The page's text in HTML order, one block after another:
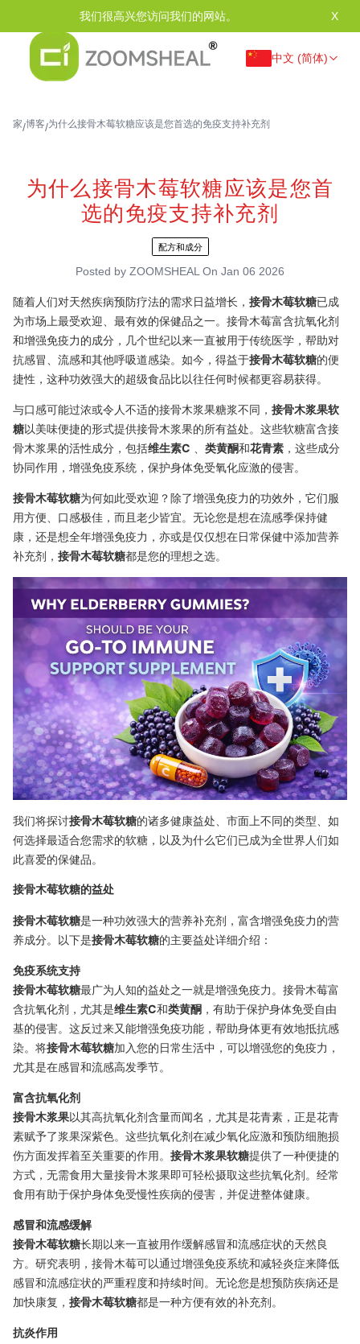
我们很高兴您访问我们的网站。 X
中文 (简体)
家/博客/为什么接骨木莓软糖应该是您首选的免疫支持补充剂
为什么接骨木莓软糖应该是您首
选的免疫支持补充剂
配方和成分
Posted by ZOOMSHEAL On Jan 06 2026
随着人们对天然疾病预防疗法的需求日益增长， 接骨木莓软糖已成
为市场上最受欢迎、最有效的保健品之一。接骨木莓富含抗氧化剂
和增强免疫力的成分，几个世纪以来一直被用于传统医学，帮助对
抗感冒、流感和其他呼吸道感染。如今，得益于接骨木莓软糖的便
捷性，这种功效强大的超级食品比以往任何时候都更容易获得。
与口感可能过浓或令人不适的接骨木浆果糖浆不同， 接骨木浆果软
糖以美味便捷的形式提供接骨木浆果的所有益处。这些软糖富含接
骨木浆果的活性成分，包括维生素C 类黄酮和花青素 ，这些成分
协同作用，增强免疫系统，保护身体免受氧化应激的侵害。
接骨木莓软糖为何如此受欢迎？除了增强免疫力的功效外，它们服
用方便、口感极佳，而且老少皆宜。无论您是想在流感季保持健
康，还是想全年增强免疫力，亦或是仅仅想在日常保健中添加营养
补充剂， 接骨木莓软糖都是您的理想之选。
我们将探讨接骨木莓软糖的诸多健康益处、市面上不同的类型、如
何选择最适合您需求的软糖，以及为什么它们已成为全世界人们如
此喜爱的保健品。
接骨木莓软糖的益处
接骨木莓软糖是一种功效强大的营养补充剂，富含增强免疫力的营
养成分。以下是接骨木莓软糖的主要益处详细介绍：
免疫系统支持
接骨木莓软糖最广为人知的益处之一就是增强免疫力。接骨木莓富
含抗氧化剂，尤其是维生素C和类黄酮 ，有助于保护身体免受自由
基的侵害。这反过来又能增强免疫功能，帮助身体更有效地抵抗感
染。将接骨木莓软糖加入您的日常生活中，可以增强您的免疫力，
尤其是在感冒和流感高发季节。
富含抗氧化剂
接骨木浆果以其高抗氧化剂含量而闻名，尤其是花青素，正是花青
素赋予了浆果深紫色。这些抗氧化剂在减少氧化应激和预防细胞损
伤方面发挥着至关重要的作用。 接骨木浆果软糖提供了一种便捷的
方式，无需食用大量接骨木浆果即可轻松摄取这些抗氧化剂。经常
食用有助于保护身体免受慢性疾病的侵害，并促进整体健康。
感冒和流感缓解
接骨木莓软糖长期以来一直被用作缓解感冒和流感症状的天然良
方。研究表明，接骨木莓可以通过增强免疫系统和减轻炎症来降低
感冒和流感症状的严重程度和持续时间。无论您是想预防疾病还是
加快康复， 接骨木莓软糖都是一种方便有效的补充剂。
抗炎作用